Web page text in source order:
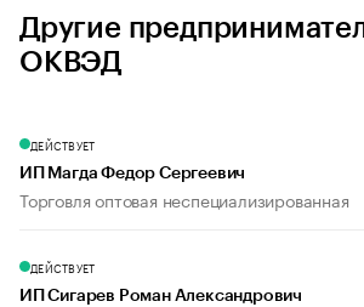
Другие
ОКВЭД
ДЕЙСТВУЕТ
ИП Магда Федор Сергеевич
Торговля оптовая неспециализированная
ДЕЙСТВУЕТ
ИП Сигарев Роман Александрович